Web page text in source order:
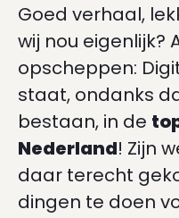
Goed verhaal,
wij nou eigenlijk?
opscheppen:
staat, ondanks
bestaan, in de
Nederland! Zijn
daar terecht
dingen te doen